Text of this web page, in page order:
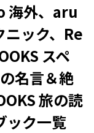
海外、aru
ック、Re
スペ
名言＆絶
旅の読
ック一覧